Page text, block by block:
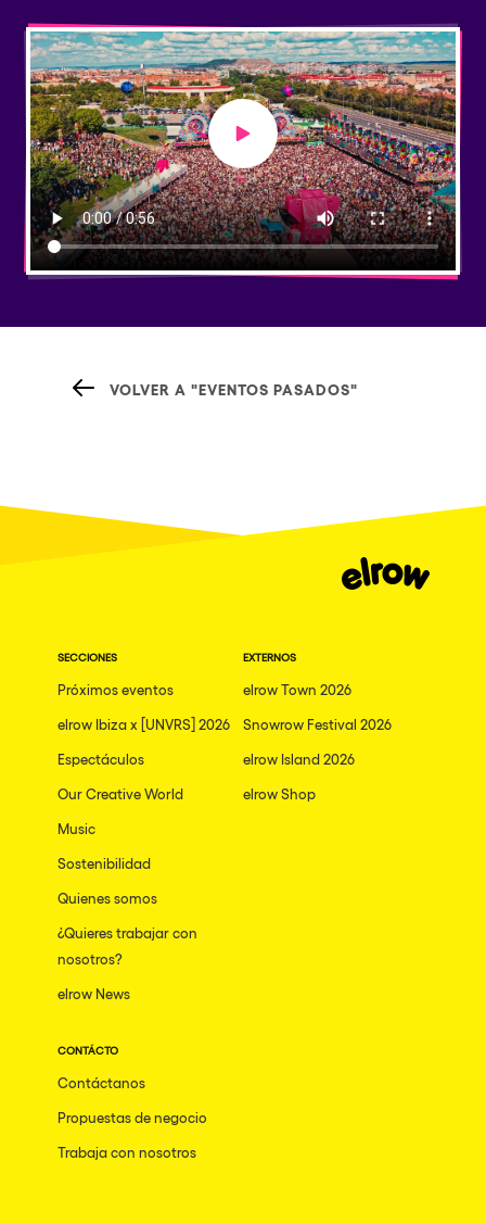
Play video
VOLVER A "EVENTOS PASADOS"
SECCIONES
Próximos eventos
elrow Ibiza x [UNVRS] 2026
Espectáculos
Our Creative World
Music
Sostenibilidad
Quienes somos
¿Quieres trabajar con
nosotros?
elrow News
EXTERNOS
elrow Town 2026
Snowrow Festival 2026
elrow Island 2026
elrow Shop
CONTÁCTO
Contáctanos
Propuestas de negocio
Trabaja con nosotros